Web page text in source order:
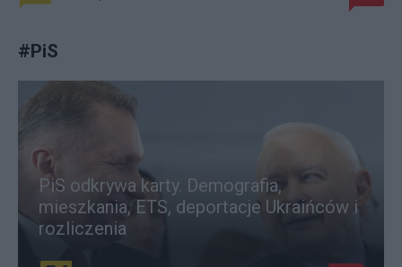
#PiS
PiS odkrywa karty. Demografia,
mieszkania, ETS, deportacje Ukraińców i
rozliczenia